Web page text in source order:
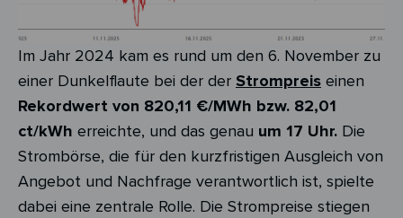
Im Jahr 2024 kam es rund um den 6. November zu
einer Dunkelflaute bei der der Strompreis einen
Rekordwert von 820,11 €/MWh bzw. 82,01
ct/kWh erreichte, und das genau um 17 Uhr. Die
Strombörse, die für den kurzfristigen Ausgleich von
Angebot und Nachfrage verantwortlich ist, spielte
dabei eine zentrale Rolle. Die Strompreise stiegen